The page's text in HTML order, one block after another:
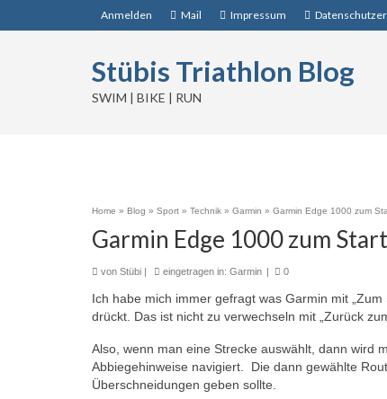
Anmelden Mail Impressum
Stübis Triathlon Blog
SWIM | BIKE | RUN
Home » Blog » Sport » Technik » Garmin » Garmin Edge 1000 zum
Garmin Edge 1000 zum
von Stübi | eingetragen in: Garmin | 0
Ich habe mich immer gefragt was Garmin mit
drückt. Das ist nicht zu verwechseln mit „Zurück
Also, wenn man eine Strecke auswählt, dann wird
Abbiegehinweise navigiert. Die dann gewählte
Überschneidungen geben sollte.